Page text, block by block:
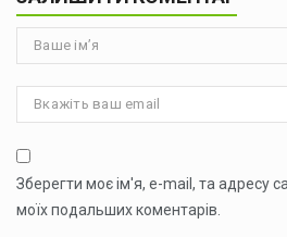
Зберегти моє ім'я, e-mail, та адресу
моїх подальших коментарів.